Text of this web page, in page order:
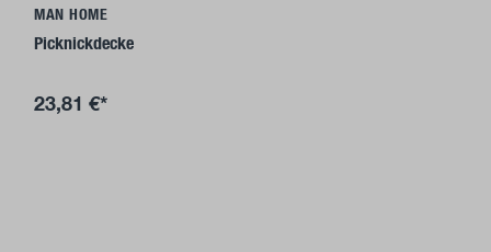
MAN HOME
Picknickdecke
23,81 €*